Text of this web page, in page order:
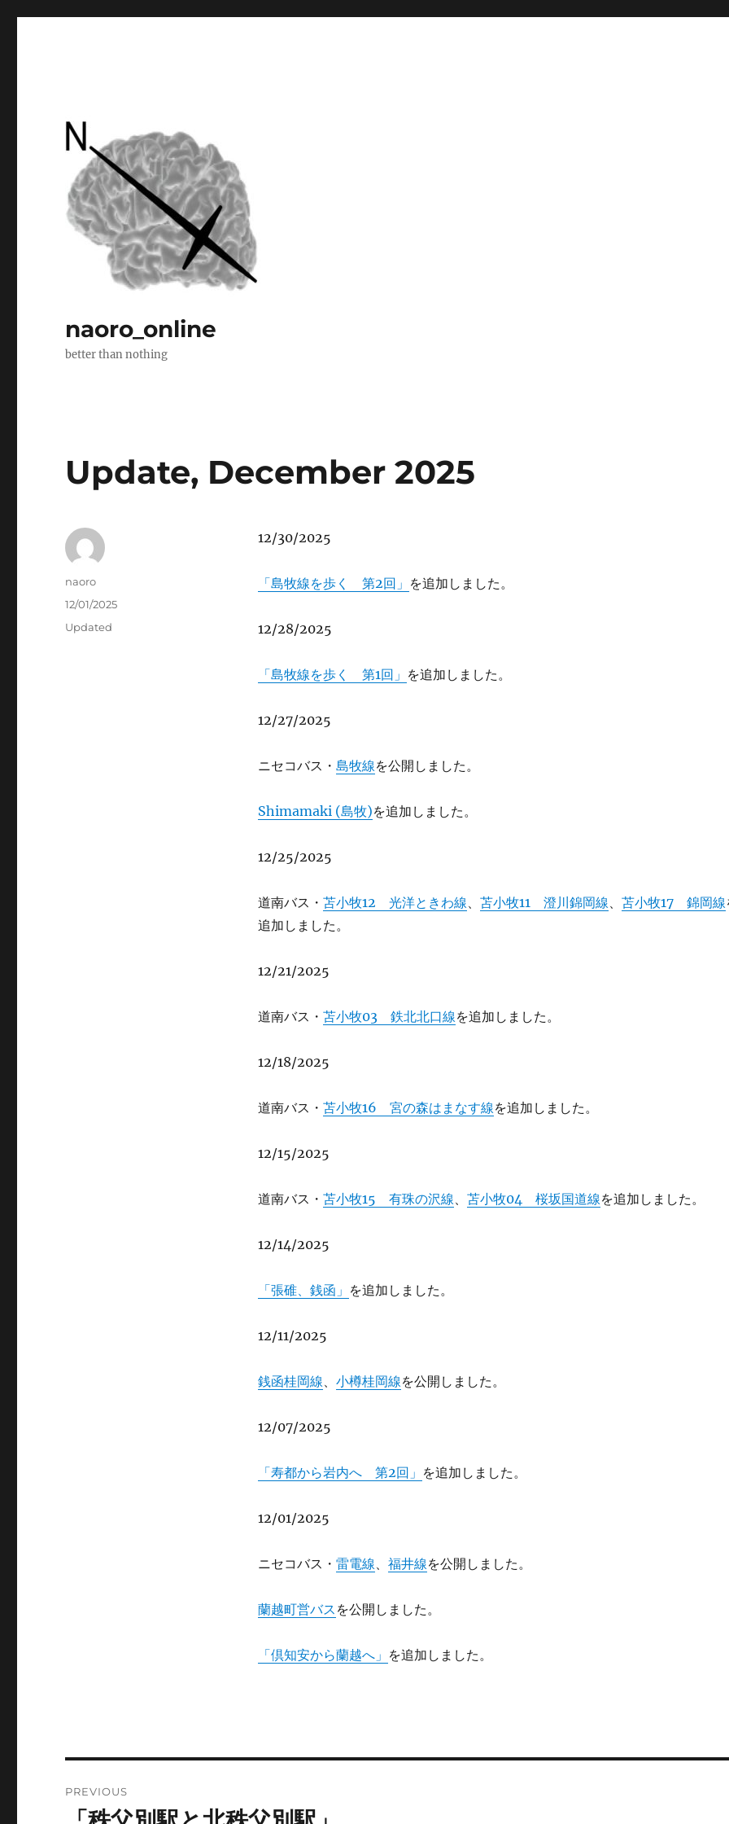
naoro_online
better than nothing
Update, December 2025
12/30/2025
「島牧線を歩く 第2回」 を追加しました。
12/28/2025
「島牧線を歩く 第1回」 を追加しました。
12/27/2025
ニセコバス・ 島牧線を公開しました。
Shimamaki (島牧)を追加しました。
12/25/2025
道南バス・ 苫小牧12 光洋ときわ線、 苫小牧11 澄川錦岡線、 苫小牧17 錦岡線
追加しました。
12/21/2025
道南バス・ 苫小牧03 鉄北北口線を追加しました。
12/18/2025
道南バス・ 苫小牧16 宮の森はまなす線を追加しました。
12/15/2025
道南バス・ 苫小牧15 有珠の沢線、 苫小牧04 桜坂国道線を追加しました。
12/14/2025
「張碓、銭函」 を追加しました。
12/11/2025
銭函桂岡線、 小樽桂岡線を公開しました。
12/07/2025
「寿都から岩内へ 第2回」 を追加しました。
12/01/2025
ニセコバス・ 雷電線、 福井線を公開しました。
蘭越町営バス を公開しました。
「倶知安から蘭越へ」 を追加しました。
Author
naoro
Posted
12/01/2025
Categories
Updated
navigation
PREVIOUS
Previous